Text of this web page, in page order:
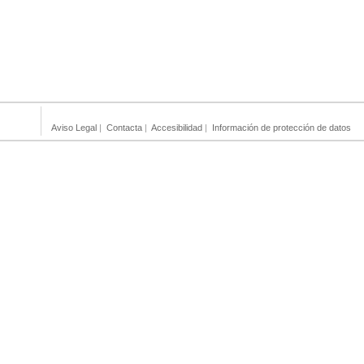
Aviso Legal | Contacta | Accesibilidad | Información de protección de datos